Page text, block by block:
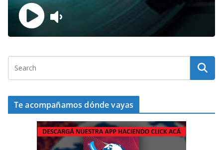
Te acompañamos dónde vayas